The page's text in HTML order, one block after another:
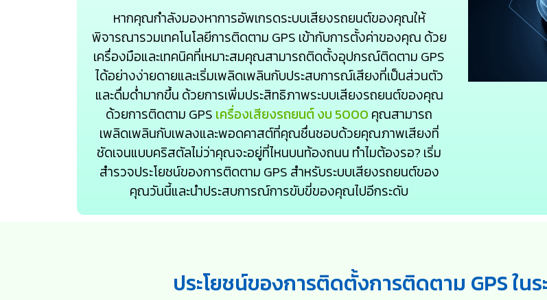
หากคุณกำลังมองหาการอัพเกรดระบบเสียงรถยนต์ของคุณให้
พิจารณารวมเทคโนโลยีการติดตาม GPS เข้ากับการตั้งค่าของคุณ ด้วย
เครื่องมือและเทคนิคที่เหมาะสมคุณสามารถติดตั้งอุปกรณ์ติดตาม GPS
ได้อย่างง่ายดายและเริ่มเพลิดเพลินกับประสบการณ์เสียงที่เป็นส่วนตัว
และดื่มด่ำมากขึ้น ด้วยการเพิ่มประสิทธิภาพระบบเสียงรถยนต์ของคุณ
ด้วยการติดตาม GPS เครื่องเสียงรถยนต์ งบ 5000 คุณสามารถ
เพลิดเพลินกับเพลงและพอดคาสต์ที่คุณชื่นชอบด้วยคุณภาพเสียงที่
ชัดเจนแบบคริสตัลไม่ว่าคุณจะอยู่ที่ไหนบนท้องถนน ทำไมต้องรอ? เริ่ม
สำรวจประโยชน์ของการติดตาม GPS สำหรับระบบเสียงรถยนต์ของ
คุณวันนี้และนำประสบการณ์การขับขี่ของคุณไปอีกระดับ
ประโยชน์ของการติดตั้งการติดตาม GPS ใ